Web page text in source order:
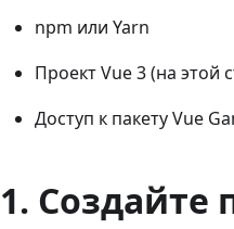
npm или Yarn
Проект Vue 3 (на этой
Доступ к пакету Vue
1. Создайте